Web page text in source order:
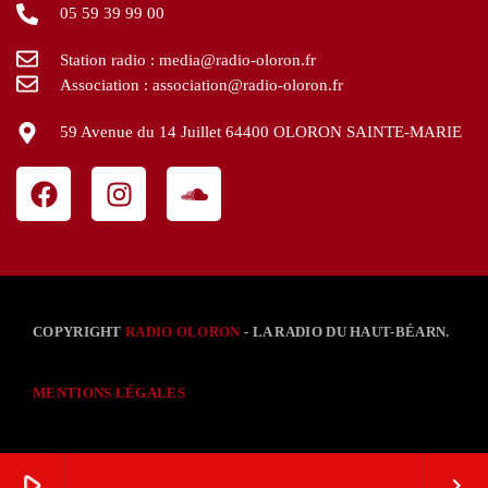
05 59 39 99 00
Station radio : media@radio-oloron.fr
Association : association@radio-oloron.fr
59 Avenue du 14 Juillet 64400 OLORON SAINTE-MARIE
COPYRIGHTRADIO OLORON - LA RADIO DU HAUT-BÉARN.
MENTIONS LÉGALES